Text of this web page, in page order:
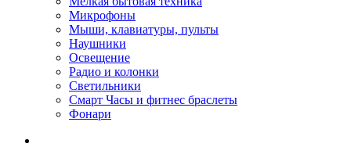
Микрофоны
Мыши, клавиатуры, пульты
Наушники
Освещение
Радио и колонки
Светильники
Смарт Часы и фитнес браслеты
Фонари